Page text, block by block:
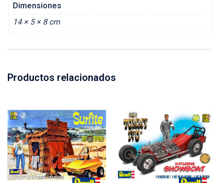
Dimensiones
14 × 5 × 8 cm
Productos relacionados